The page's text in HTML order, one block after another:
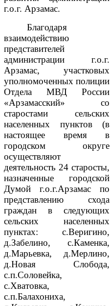
г.о.г. Арзамас.
Благодаря
взаимодействию
представителей
администрации г.о.г.
Арзамас, участковых
уполномоченных полиции
Отдела МВД России
«Арзамасский» со
старостами сельских
населенных пунктов (в
настоящее время в
городском округе
осуществляют
деятельность 24 старосты,
назначенные городской
Думой г.о.г.Арзамас по
представлению схода
граждан в следующих
сельских населенных
пунктах: с.Веригино,
д.Забелино, с.Каменка,
д.Марьевка, д.Мерлино,
д.Новая Слобода,
с.п.Соловейка,
с.Хватовка,
с.п.Балахониха,